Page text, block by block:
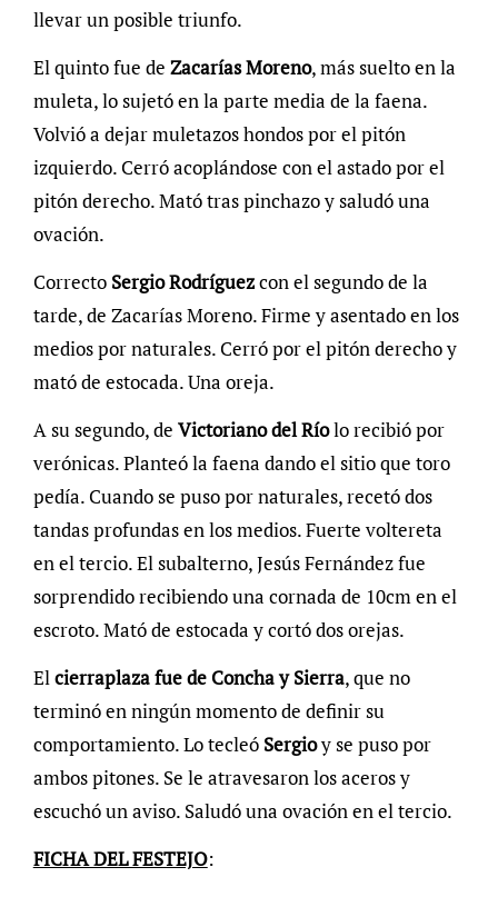
llevar un posible triunfo.
El quinto fue de Zacarías Moreno, más suelto en la
muleta, lo sujetó en la parte media de la faena.
Volvió a dejar muletazos hondos por el pitón
izquierdo. Cerró acoplándose con el astado por el
pitón derecho. Mató tras pinchazo y saludó una
ovación.
Correcto Sergio Rodríguezcon el segundo de la
tarde, de Zacarías Moreno. Firme y asentado en los
medios por naturales. Cerró por el pitón derecho y
mató de estocada. Una oreja.
A su segundo, de Victoriano del Ríolo recibió por
verónicas. Planteó la faena dando el sitio que toro
pedía. Cuando se puso por naturales, recetó dos
tandas profundas en los medios. Fuerte voltereta
en el tercio. El subalterno, Jesús Fernández fue
sorprendido recibiendo una cornada de 10cm en el
escroto. Mató de estocada y cortó dos orejas.
Elcierraplaza fue de Concha y Sierra, que no
terminó en ningún momento de definir su
comportamiento. Lo tecleó Sergioy se puso por
ambos pitones. Se le atravesaron los aceros y
escuchó un aviso. Saludó una ovación en el tercio.
FICHA DEL FESTEJO: